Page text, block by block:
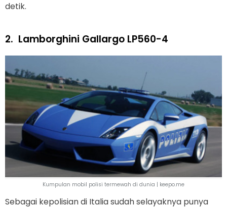
detik.
2. Lamborghini Gallargo LP560-4
Kumpulan mobil polisi termewah di dunia | keepo.me
Sebagai kepolisian di Italia sudah selayaknya punya